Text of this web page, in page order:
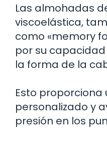
Las almohadas
viscoelástica,
como «memory
por su
la forma de la
Esto proporciona
personalizado y
presión en los